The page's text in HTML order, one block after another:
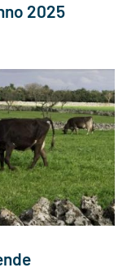
2025